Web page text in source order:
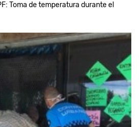
Toma de temperatura durante el